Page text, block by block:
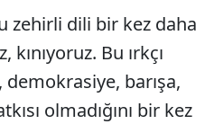
zehirli dili bir kez daha
Bu ırkçı
demokrasiye, barışa,
olmadığını bir kez